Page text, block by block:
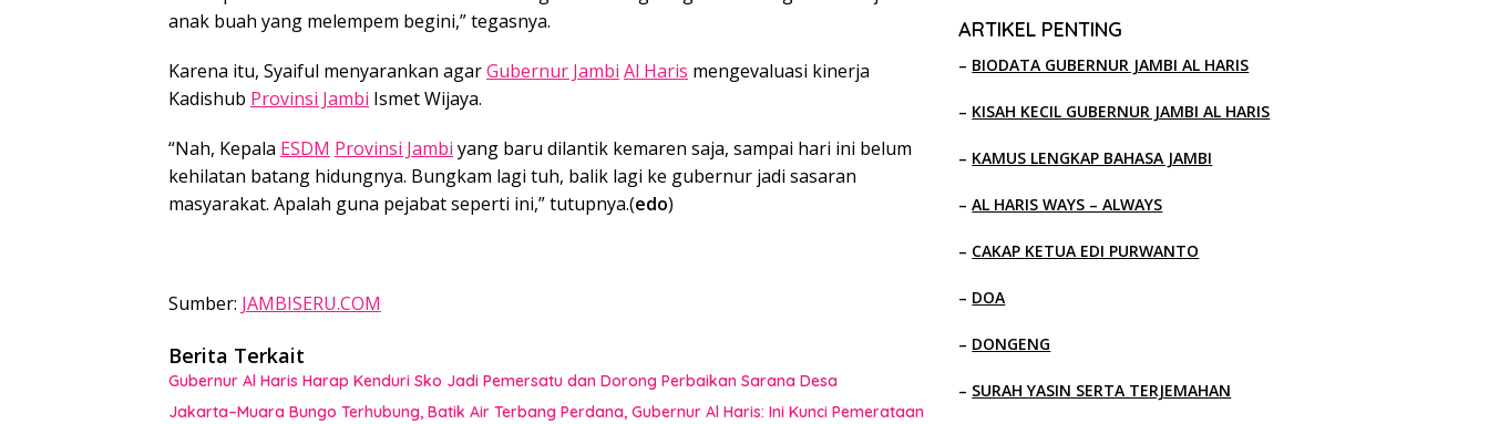
anak buah yang melempem begini,” tegasnya.
Karena itu, Syaiful menyarankan agarGubernur Jambi Al Haris mengevaluasi kinerja
Kadishub Provinsi Jambi Ismet Wijaya.
“Nah, Kepala ESDM Provinsi Jambi yang baru dilantik kemaren saja, sampai hari ini belum
kehilatan batang hidungnya. Bungkam lagi tuh, balik lagi ke gubernur jadi sasaran
masyarakat. Apalah guna pejabat seperti ini,” tutupnya.(edo)
Sumber: JAMBISERU.COM
Berita Terkait
Gubernur Al Haris Harap Kenduri Sko Jadi Pemersatu dan Dorong Perbaikan Sarana Desa
Jakarta–Muara Bungo Terhubung, Batik Air Terbang Perdana, Gubernur Al Haris: Ini Kunci Pemerataan
ARTIKEL PENTING
– BIODATA GUBERNUR JAMBI AL HARIS
– KISAH KECIL GUBERNUR JAMBI AL HARIS
– KAMUS LENGKAP BAHASA JAMBI
–AL HARIS WAYS – ALWAYS
– CAKAP KETUA EDI PURWANTO
– DOA
– DONGENG
– SURAH YASIN SERTA TERJEMAHAN